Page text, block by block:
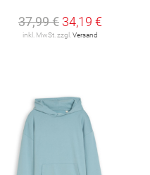
37,99 € 34,19 €
inkl. MwSt. zzgl. Versand